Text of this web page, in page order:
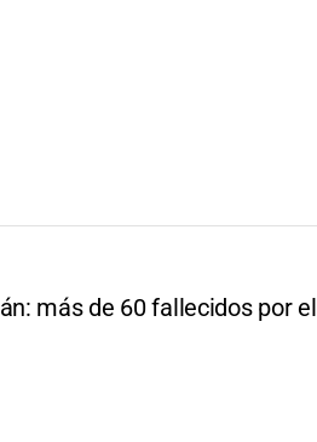
más de 60 fallecidos por el